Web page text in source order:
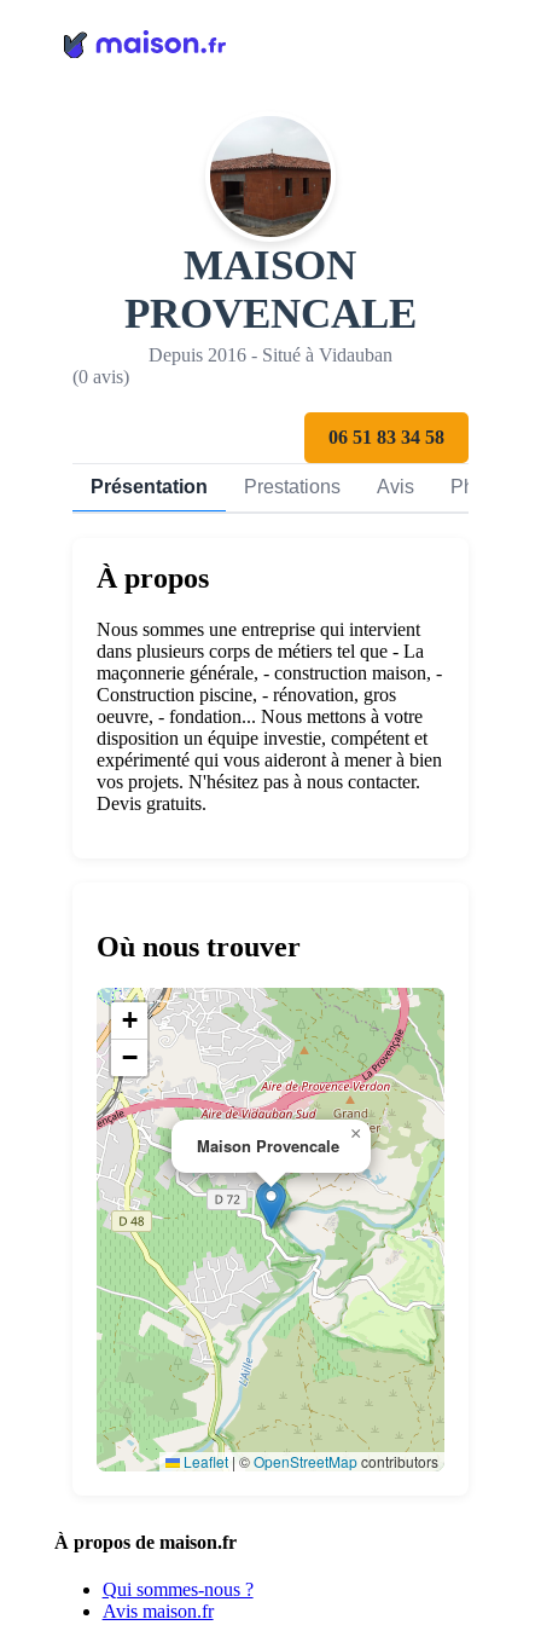
MAISON
PROVENCALE
Depuis 2016 - Situé à Vidauban
(0 avis)
06 51 83 34 58
Présentation Prestations Avis Photos
À propos
Nous sommes une entreprise qui intervient
dans plusieurs corps de métiers tel que - La
maçonnerie générale, - construction maison, -
Construction piscine, - rénovation, gros
oeuvre, - fondation... Nous mettons à votre
disposition un équipe investie, compétent et
expérimenté qui vous aideront à mener à bien
vos projets. N'hésitez pas à nous contacter.
Devis gratuits.
Où nous trouver
Maison Provencale
×
+
−
Leaflet | ©OpenStreetMapcontributors
À propos de maison.fr
Qui sommes-nous ?
Avis maison.fr